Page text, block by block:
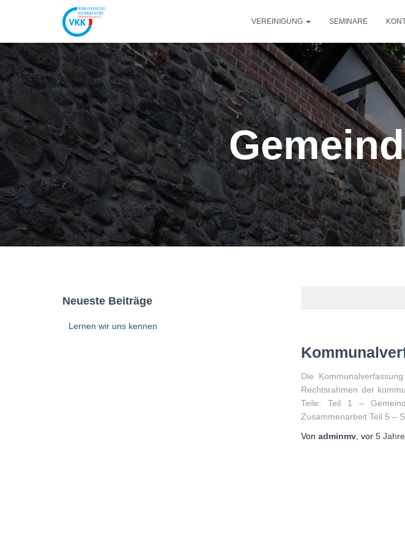
VEREINIGUNG SEMINARE
Neueste Beiträge
Lernen wir uns kennen
Die
Rechtsrahmen der
Teile: Teil 1 –
Zusammenarbeit Teil 5 –
Von adminmv , vor 5